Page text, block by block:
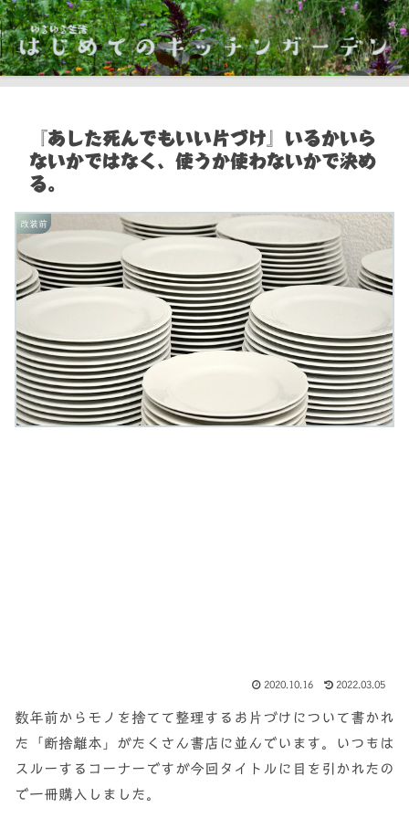
『あした死んでもいい片づけ』いるかいら
ないかではなく、使うか使わないかで決め
る。
改装前
2020.10.16 2022.03.05
数年前からモノを捨てて整理するお片づけについて書かれ
た「断捨離本」がたくさん書店に並んでいます。いつもは
スルーするコーナーですが今回タイトルに目を引かれたの
で一冊購入しました。